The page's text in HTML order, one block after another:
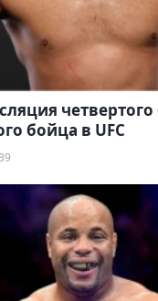
четвертого
бойца в UFC